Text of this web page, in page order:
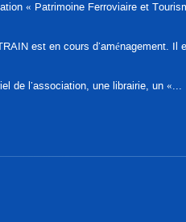
« Patrimoine Ferroviaire et
est en cours d’aménagement. Il
de l’association, une librairie, un «...